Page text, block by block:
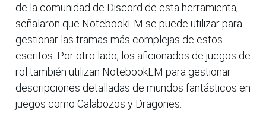
de la comunidad de Discord de esta herramienta,
señalaron que NotebookLM se puede utilizar para
gestionar las tramas más complejas de estos
escritos. Por otro lado, los aficionados de juegos de
rol también utilizan NotebookLM para gestionar
descripciones detalladas de mundos fantásticos en
juegos como Calabozos y Dragones.